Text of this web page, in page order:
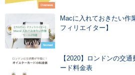
Overseas
Nomad
Macに入れておきたい作
フィリエイター】
【2020】ロンドンの交
ード料金表